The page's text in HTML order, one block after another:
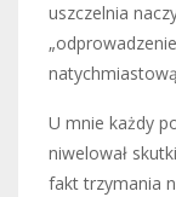
uszczelnia
U mnie każdy
niwelował
fakt trzymania